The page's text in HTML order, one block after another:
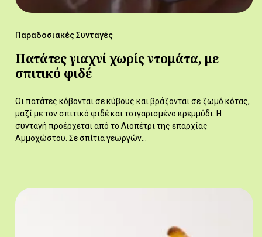
Παραδοσιακές Συνταγές
Πατάτες γιαχνί χωρίς ντομάτα, με
σπιτικό φιδέ
Οι πατάτες κόβονται σε κύβους και βράζονται σε ζωμό κότας,
μαζί με τον σπιτικό φιδέ και τσιγαρισμένο κρεμμύδι. Η
συνταγή προέρχεται από το Λιοπέτρι της επαρχίας
Αμμοχώστου. Σε σπίτια γεωργών…